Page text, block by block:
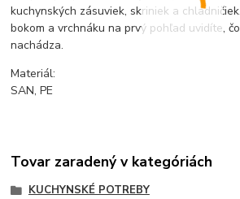
kuchynských zásuviek, skriniek a
bokom a vrchnáku na prvý pohľad uvidíte,
nachádza.
Materiál:
SAN, PE
Tovar zaradený v kategóriách
KUCHYNSKÉ POTREBY